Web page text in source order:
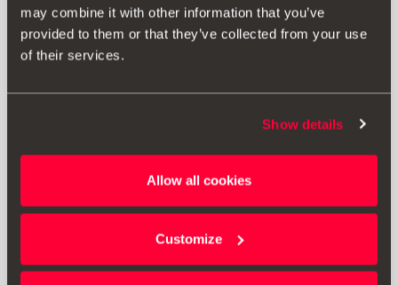
may combine it with other information that you’ve
provided to them or that they’ve collected from your use
of their services.
Show details
Allow all cookies
Customize
Vidjeti proizvod